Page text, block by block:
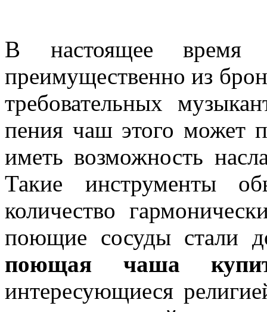
В настоящее время
преимущественно из
требовательных
пения чаш этого может
иметь возможность
Такие инструменты
количество
поющие сосуды стали
поющая чаша
интересующиеся